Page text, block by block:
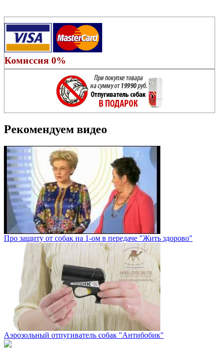
Комиссия 0%
Рекомендуем видео
Про защиту от собак на 1-ом в передаче "Жить здорово"
Аэрозольный отпугиватель собак "Антибобик"